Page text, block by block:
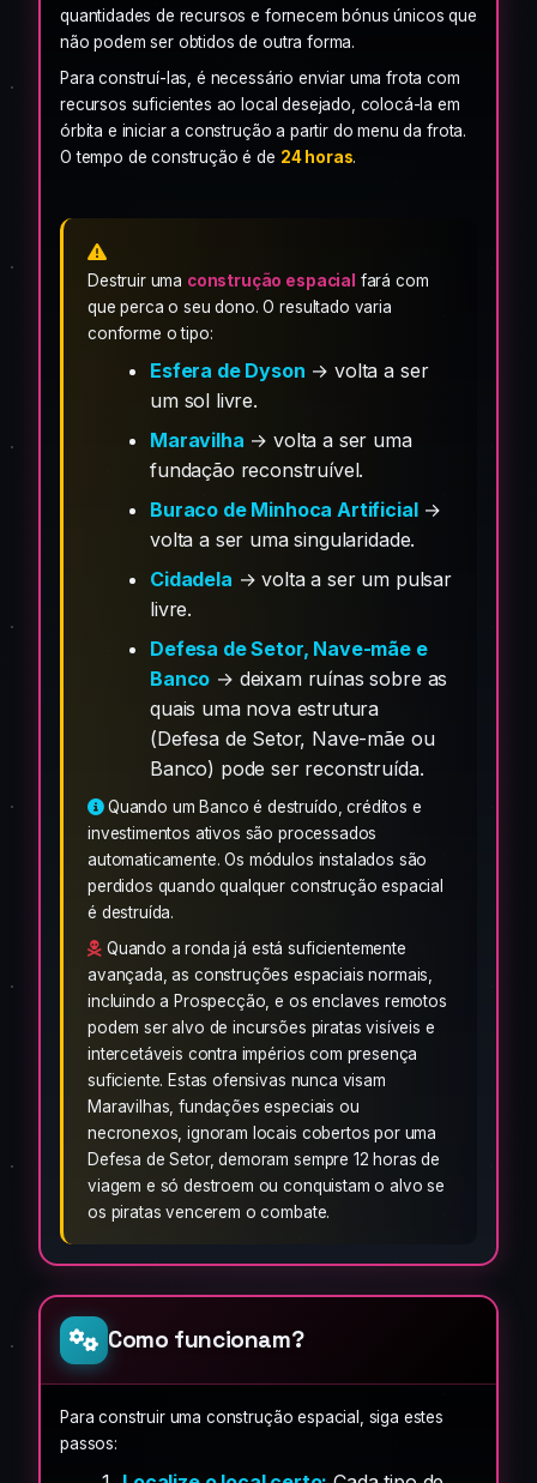
quantidades de recursos e fornecem bónus únicos que
não podem ser obtidos de outra forma.
Para construí-las, é necessário enviar uma frota com
recursos suficientes ao local desejado, colocá-la em
órbita e iniciar a construção a partir do menu da frota.
O tempo de construção é de 24 horas.
Destruir uma construção espacial fará com
que perca o seu dono. O resultado varia
conforme o tipo:
Esfera de Dyson → volta a ser
um sol livre.
Maravilha → volta a ser uma
fundação reconstruível.
Buraco de Minhoca Artificial→
volta a ser uma singularidade.
Cidadela → volta a ser um pulsar
livre.
Defesa de Setor, Nave-mãe e
Banco → deixam ruínas sobre as
quais uma nova estrutura
(Defesa de Setor, Nave-mãe ou
Banco) pode ser reconstruída.
Quando um Banco é destruído, créditos e
investimentos ativos são processados
automaticamente. Os módulos instalados são
perdidos quando qualquer construção espacial
é destruída.
Quando a ronda já está suficientemente
avançada, as construções espaciais normais,
incluindo a Prospecção, e os enclaves remotos
podem ser alvo de incursões piratas visíveis e
intercetáveis contra impérios com presença
suficiente. Estas ofensivas nunca visam
Maravilhas, fundações especiais ou
necronexos, ignoram locais cobertos por uma
Defesa de Setor, demoram sempre 12 horas de
viagem e só destroem ou conquistam o alvo se
os piratas vencerem o combate.
Como funcionam?
Para construir uma construção espacial, siga estes
passos: